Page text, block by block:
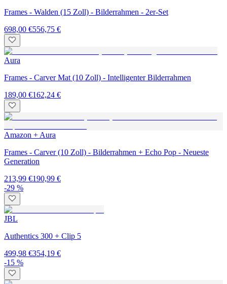
Frames - Walden (15 Zoll) - Bilderrahmen - 2er-Set
698,00 €556,75 €
Aura
Frames - Carver Mat (10 Zoll) - Intelligenter Bilderrahmen
189,00 €162,24 €
Amazon + Aura
Frames - Carver (10 Zoll) - Bilderrahmen + Echo Pop - Neueste
Generation
213,99 €190,99 €
-29 %
JBL
Authentics 300 + Clip 5
499,98 €354,19 €
-15 %